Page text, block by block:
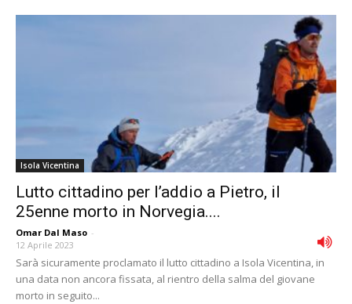
Isola Vicentina
Lutto cittadino per l’addio a Pietro, il
25enne morto in Norvegia....
Omar Dal Maso -
12 Aprile 2023
Sarà sicuramente proclamato il lutto cittadino a Isola Vicentina, in
una data non ancora fissata, al rientro della salma del giovane
morto in seguito...